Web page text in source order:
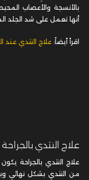
بالأنسجة والأعصاب
أنها تعمل على شد الجلد
اقرأ أيضاً: علاج التثدي عند الرجال
للرجال وقص الجلد الزائد
المتراكمة، وهذه
وتضمن عدم ظهور التثدي